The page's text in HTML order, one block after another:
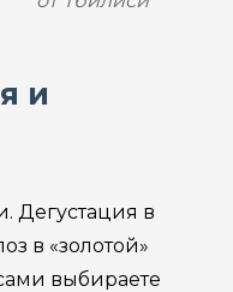
и
Дегустация в
в «золотой»
выбираете